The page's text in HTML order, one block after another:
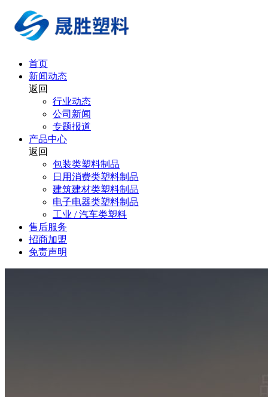
首页
新闻动态
返回
行业动态
公司新闻
专题报道
产品中心
返回
包装类塑料制品
日用消费类塑料制品
建筑建材类塑料制品
电子电器类塑料制品
工业 / 汽车类塑料
售后服务
招商加盟
免责声明